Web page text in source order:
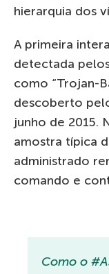
hierarquia dos
A primeira
detectada
como “Trojan-
descoberto
junho de 2015.
amostra típica
administrado
comando e
Como o